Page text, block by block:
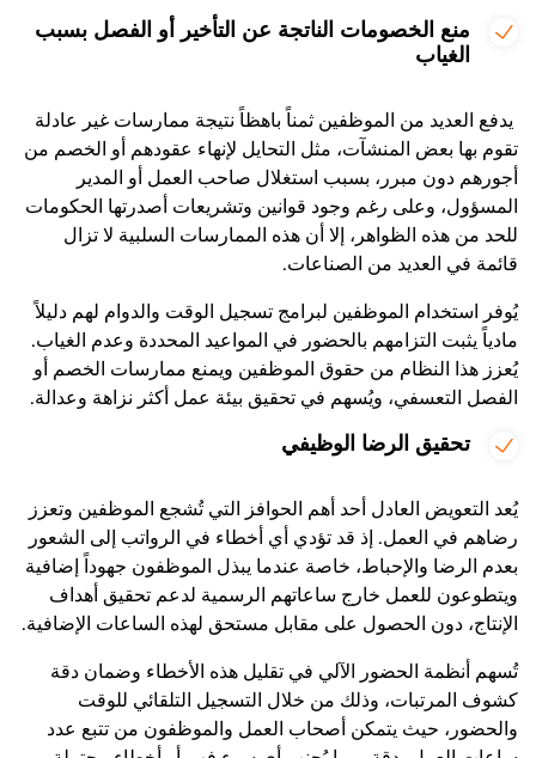
منع الخصومات الناتجة عن التأخير أو الفصل بسبب
الغياب
يدفع العديد من الموظفين ثمناً باهظاً نتيجة ممارسات غير عادلة
تقوم بها بعض المنشآت، مثل التحايل لإنهاء عقودهم أو الخصم من
أجورهم دون مبرر، بسبب استغلال صاحب العمل أو المدير
المسؤول، وعلى رغم وجود قوانين وتشريعات أصدرتها الحكومات
للحد من هذه الظواهر، إلا أن هذه الممارسات السلبية لا تزال
قائمة في العديد من الصناعات.
يُوفر استخدام الموظفين لبرامج تسجيل الوقت والدوام لهم دليلاً
مادياً يثبت التزامهم بالحضور في المواعيد المحددة وعدم الغياب.
يُعزز هذا النظام من حقوق الموظفين ويمنع ممارسات الخصم أو
الفصل التعسفي، ويُسهم في تحقيق بيئة عمل أكثر نزاهة وعدالة.
تحقيق الرضا الوظيفي
يُعد التعويض العادل أحد أهم الحوافز التي تُشجع الموظفين وتعزز
رضاهم في العمل. إذ قد تؤدي أي أخطاء في الرواتب إلى الشعور
بعدم الرضا والإحباط، خاصة عندما يبذل الموظفون جهوداً إضافية
ويتطوعون للعمل خارج ساعاتهم الرسمية لدعم تحقيق أهداف
الإنتاج، دون الحصول على مقابل مستحق لهذه الساعات الإضافية.
تُسهم أنظمة الحضور الآلي في تقليل هذه الأخطاء وضمان دقة
كشوف المرتبات، وذلك من خلال التسجيل التلقائي للوقت
والحضور، حيث يتمكن أصحاب العمل والموظفون من تتبع عدد